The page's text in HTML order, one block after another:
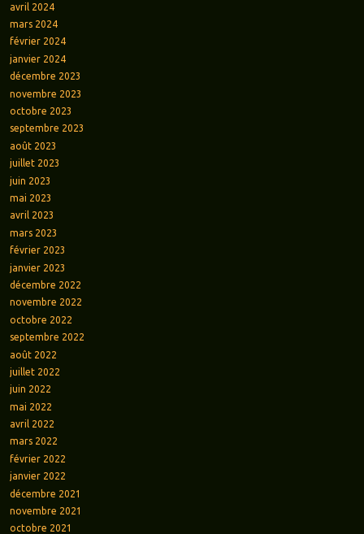
avril 2024
mars 2024
février 2024
janvier 2024
décembre 2023
novembre 2023
octobre 2023
septembre 2023
août 2023
juillet 2023
juin 2023
mai 2023
avril 2023
mars 2023
février 2023
janvier 2023
décembre 2022
novembre 2022
octobre 2022
septembre 2022
août 2022
juillet 2022
juin 2022
mai 2022
avril 2022
mars 2022
février 2022
janvier 2022
décembre 2021
novembre 2021
octobre 2021